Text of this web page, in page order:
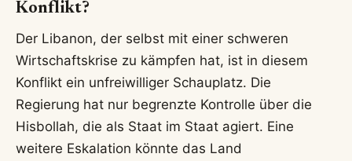
Konflikt?
Der Libanon, der selbst mit einer schweren
Wirtschaftskrise zu kämpfen hat, ist in diesem
Konflikt ein unfreiwilliger Schauplatz. Die
Regierung hat nur begrenzte Kontrolle über die
Hisbollah, die als Staat im Staat agiert. Eine
weitere Eskalation könnte das Land